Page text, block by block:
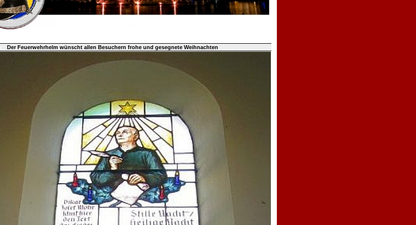
Der Feuerwehrhelm wünscht allen Besuchern frohe und gesegnete Weihnachten